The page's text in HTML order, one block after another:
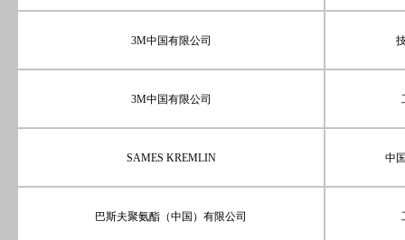
3M中国有限公司
3M中国有限公司
SAMES KREMLIN 中
巴斯夫聚氨酯（中国）有限公司